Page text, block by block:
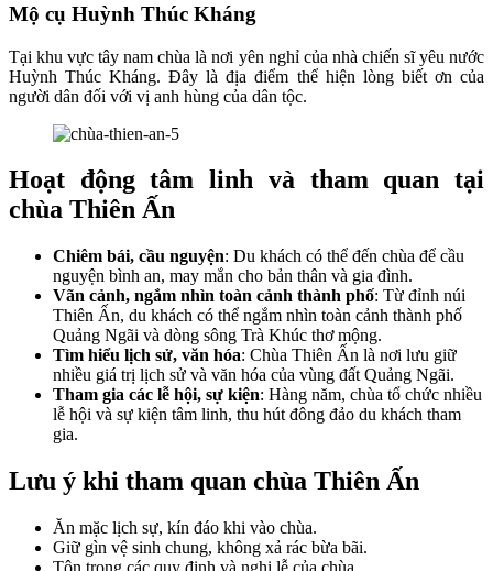
Mộ cụ Huỳnh Thúc Kháng
Tại khu vực tây nam chùa là nơi yên nghỉ của nhà chiến sĩ yêu nước
Huỳnh Thúc Kháng. Đây là địa điểm thể hiện lòng biết ơn của
người dân đối với vị anh hùng của dân tộc.
Hoạt động tâm linh và tham quan tại
chùa Thiên Ấn
Chiêm bái, cầu nguyện: Du khách có thể đến chùa để cầu
nguyện bình an, may mắn cho bản thân và gia đình.
Vãn cảnh, ngắm nhìn toàn cảnh thành phố: Từ đỉnh núi
Thiên Ấn, du khách có thể ngắm nhìn toàn cảnh thành phố
Quảng Ngãi và dòng sông Trà Khúc thơ mộng.
Tìm hiểu lịch sử, văn hóa: Chùa Thiên Ấn là nơi lưu giữ
nhiều giá trị lịch sử và văn hóa của vùng đất Quảng Ngãi.
Tham gia các lễ hội, sự kiện: Hàng năm, chùa tổ chức nhiều
lễ hội và sự kiện tâm linh, thu hút đông đảo du khách tham
gia.
Lưu ý khi tham quan chùa Thiên Ấn
Ăn mặc lịch sự, kín đáo khi vào chùa.
Giữ gìn vệ sinh chung, không xả rác bừa bãi.